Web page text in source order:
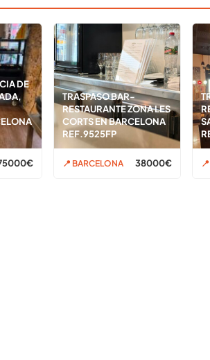
DE
TRASPASO BAR-
RESTAURANTE ZONA LES
CORTS EN BARCELONA
REF.9525FP
📍 BARCELONA 38000€